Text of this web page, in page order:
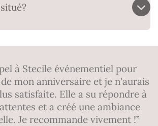
à Stecile événementiel pour
mon anniversaire et je n'aurais
satisfaite. Elle a su répondre à
et a créé une ambiance
Je recommande vivement !”